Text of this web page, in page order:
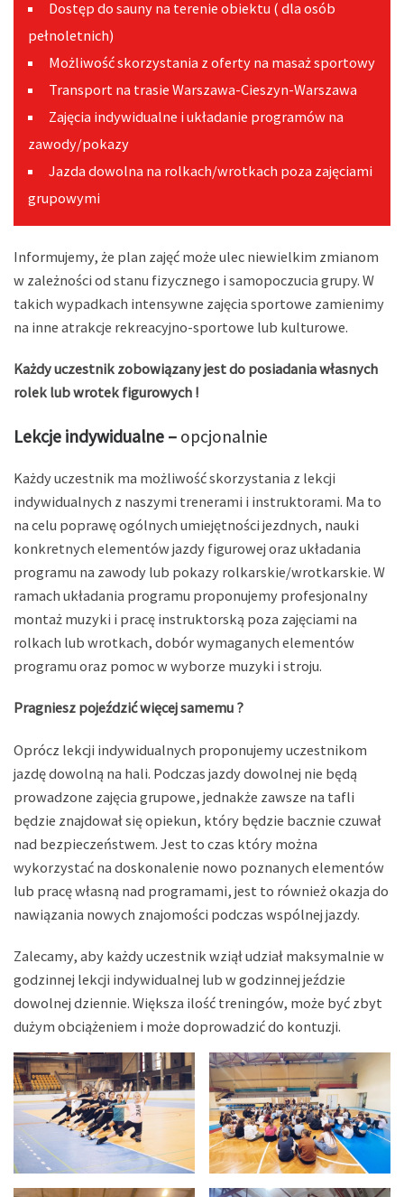
Dostęp do sauny na terenie obiektu ( dla osób
pełnoletnich)
Możliwość skorzystania z oferty na masaż sportowy
Transport na trasie Warszawa-Cieszyn-Warszawa
Zajęcia indywidualne i układanie programów na
zawody/pokazy
Jazda dowolna na rolkach/wrotkach poza zajęciami
grupowymi
Informujemy, że plan zajęć może ulec niewielkim zmianom
w zależności od stanu fizycznego i samopoczucia grupy. W
takich wypadkach intensywne zajęcia sportowe zamienimy
na inne atrakcje rekreacyjno-sportowe lub kulturowe.
Każdy uczestnik zobowiązany jest do posiadania własnych
rolek lub wrotek figurowych !
Lekcje indywidualne – opcjonalnie
Każdy uczestnik ma możliwość skorzystania z lekcji
indywidualnych z naszymi trenerami i instruktorami. Ma to
na celu poprawę ogólnych umiejętności jezdnych, nauki
konkretnych elementów jazdy figurowej oraz układania
programu na zawody lub pokazy rolkarskie/wrotkarskie. W
ramach układania programu proponujemy profesjonalny
montaż muzyki i pracę instruktorską poza zajęciami na
rolkach lub wrotkach, dobór wymaganych elementów
programu oraz pomoc w wyborze muzyki i stroju.
Pragniesz pojeździć więcej samemu ?
Oprócz lekcji indywidualnych proponujemy uczestnikom
jazdę dowolną na hali. Podczas jazdy dowolnej nie będą
prowadzone zajęcia grupowe, jednakże zawsze na tafli
będzie znajdował się opiekun, który będzie bacznie czuwał
nad bezpieczeństwem. Jest to czas który można
wykorzystać na doskonalenie nowo poznanych elementów
lub pracę własną nad programami, jest to również okazja do
nawiązania nowych znajomości podczas wspólnej jazdy.
Zalecamy, aby każdy uczestnik wziął udział maksymalnie w
godzinnej lekcji indywidualnej lub w godzinnej jeździe
dowolnej dziennie. Większa ilość treningów, może być zbyt
dużym obciążeniem i może doprowadzić do kontuzji.